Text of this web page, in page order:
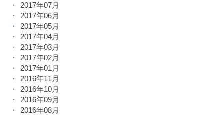
2017年07月
2017年06月
2017年05月
2017年04月
2017年03月
2017年02月
2017年01月
2016年11月
2016年10月
2016年09月
2016年08月